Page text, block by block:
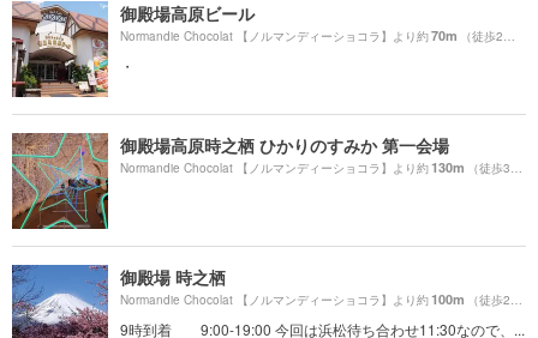
御殿場高原ビール
Normandie Chocolat 【ノルマンディーショコラ】より約70m （徒歩2分）
・
御殿場高原時之栖 ひかりのすみか 第一会場
Normandie Chocolat 【ノルマンディーショコラ】より約130m （徒歩3分）
御殿場 時之栖
Normandie Chocolat 【ノルマンディーショコラ】より約100m （徒歩2分）
9時到着 9:00-19:00 今回は浜松待ち合わせ11:30なので、...